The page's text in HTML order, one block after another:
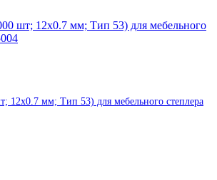
12x0.7 мм; Тип 53) для мебельного степлера